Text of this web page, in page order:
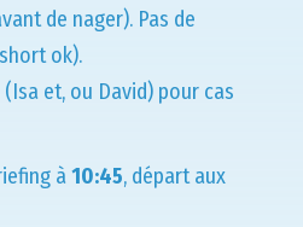
de nager). Pas de
ok).
et, ou David) pour cas
à10:45, départ aux